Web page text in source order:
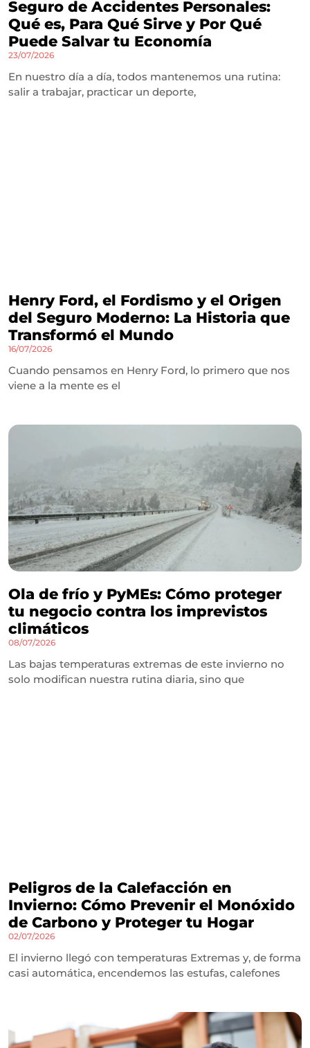
Seguro de Accidentes Personales:
Qué es, Para Qué Sirve y Por Qué
Puede Salvar tu Economía
23/07/2026
En nuestro día a día, todos mantenemos una rutina:
salir a trabajar, practicar un deporte,
Henry Ford, el Fordismo y el Origen
del Seguro Moderno: La Historia que
Transformó el Mundo
16/07/2026
Cuando pensamos en Henry Ford, lo primero que nos
viene a la mente es el
Ola de frío y PyMEs: Cómo proteger
tu negocio contra los imprevistos
climáticos
08/07/2026
Las bajas temperaturas extremas de este invierno no
solo modifican nuestra rutina diaria, sino que
Peligros de la Calefacción en
Invierno: Cómo Prevenir el Monóxido
de Carbono y Proteger tu Hogar
02/07/2026
El invierno llegó con temperaturas Extremas y, de forma
casi automática, encendemos las estufas, calefones